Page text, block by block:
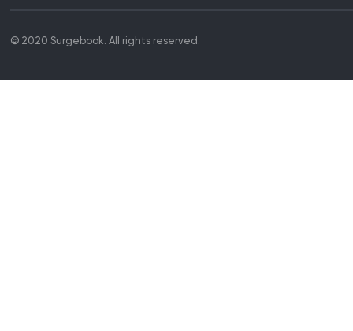
© 2020 Surgebook. All rights reserved.